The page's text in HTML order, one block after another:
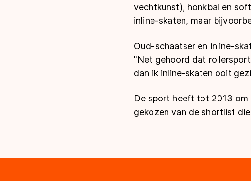
vechtkunst), honkbal en
inline-skaten, maar
Oud-schaatser en inline-
"Net gehoord dat
dan ik inline-skaten ooit
De sport heeft tot 2013 om
gekozen van de shortlist